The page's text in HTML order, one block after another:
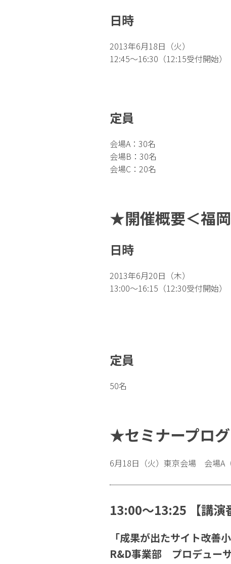
日時
2013年6月18日（火）
12:45〜16:30（12:15受付開始）
定員
会場A：30名
会場B：30名
会場C：20名
★開催概要＜福
日時
2013年6月20日（木）
13:00〜16:15（12:30受付開始）
定員
50名
★セミナープロ
6月18日（火）東京会場 会場A（
13:00〜13:25 【講演
「成果が出たサイト改
R&D事業部 プロデュー